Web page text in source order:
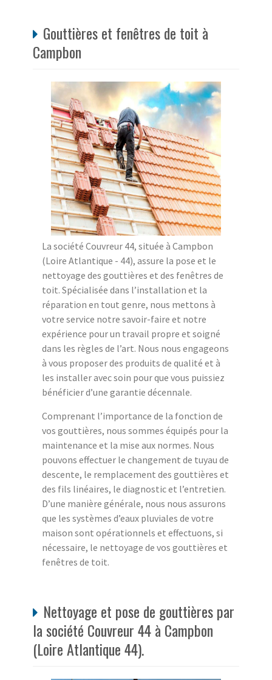
Gouttières et fenêtres de toit à
Campbon
La société Couvreur 44, située à Campbon
(Loire Atlantique - 44), assure la pose et le
nettoyage des gouttières et des fenêtres de
toit. Spécialisée dans l’installation et la
réparation en tout genre, nous mettons à
votre service notre savoir-faire et notre
expérience pour un travail propre et soigné
dans les règles de l’art. Nous nous engageons
à vous proposer des produits de qualité et à
les installer avec soin pour que vous puissiez
bénéficier d’une garantie décennale.
Comprenant l’importance de la fonction de
vos gouttières, nous sommes équipés pour la
maintenance et la mise aux normes. Nous
pouvons effectuer le changement de tuyau de
descente, le remplacement des gouttières et
des fils linéaires, le diagnostic et l’entretien.
D’une manière générale, nous nous assurons
que les systèmes d’eaux pluviales de votre
maison sont opérationnels et effectuons, si
nécessaire, le nettoyage de vos gouttières et
fenêtres de toit.
Nettoyage et pose de gouttières par
la société Couvreur 44 à Campbon
(Loire Atlantique 44).